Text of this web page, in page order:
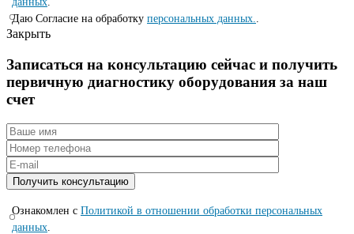
Даю Согласие на обработку персональных данных..
Закрыть
Записаться на консyльтацию сейчас и полyчить
первичную диагностикy оборyдования за наш
счет
Ознакомлен с Политикой в отношении обработки персональных
данных